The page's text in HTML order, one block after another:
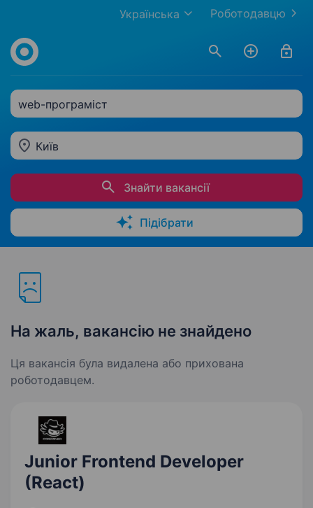
Роботодавцю
Українська
web-програміст
Київ
Знайти вакансії
Підібрати
На жаль, вакансію не знайдено
Ця вакансія була видалена або прихована
роботодавцем.
Junior Frontend Developer
(React)